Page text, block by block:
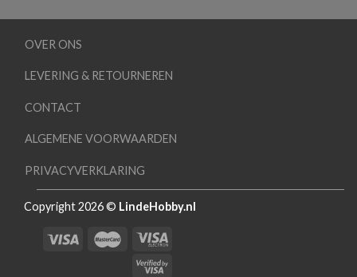
OVER ONS
LEVERING & RETOURNEREN
CONTACT
ALGEMENE VOORWAARDEN
PRIVACYVERKLARING
Copyright 2026 © LindeHobby.nl